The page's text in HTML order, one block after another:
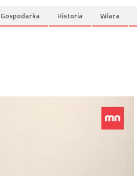
Gospodarka Historia Wiara